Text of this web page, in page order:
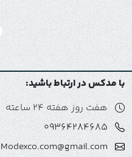
با مدکس در ارتباط باشید:
هفت روز هفته 24 ساعته
09364284685
Modexco.com@gmail.com